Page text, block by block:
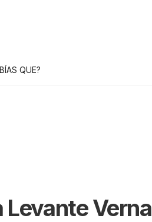
QUE?
Levante Verna